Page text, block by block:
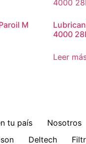
M
4000
Leer
tu país Nosotros
Deltech